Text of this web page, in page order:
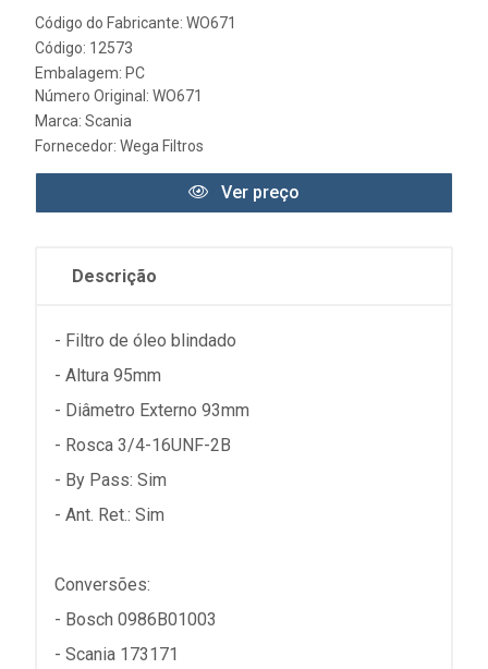
Código do Fabricante: WO671
Código: 12573
Embalagem: PC
Número Original: WO671
Marca: Scania
Fornecedor: Wega Filtros
Ver preço
Descrição
- Filtro de óleo blindado
- Altura 95mm
- Diâmetro Externo 93mm
- Rosca 3/4-16UNF-2B
- By Pass: Sim
- Ant. Ret.: Sim
Conversões:
- Bosch 0986B01003
- Scania 173171